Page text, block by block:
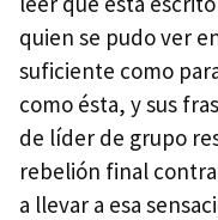
quien se pudo ver
suficiente como
como ésta, y sus
de líder de grupo
rebelión final
a llevar a esa